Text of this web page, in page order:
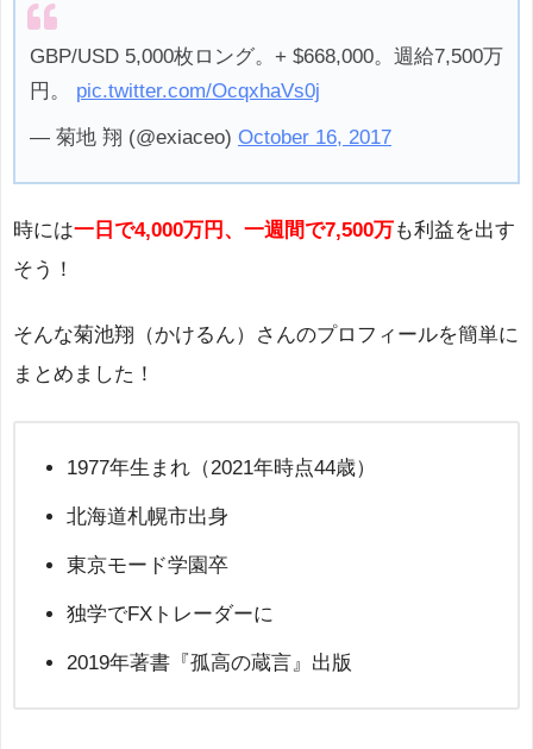
GBP/USD 5,000枚ロング。+ $668,000。週給7,500万
円。 pic.twitter.com/OcqxhaVs0j
— 菊地 翔 (@exiaceo) October 16, 2017
時には一日で4,000万円、一週間で7,500万も利益を出す
そう！
そんな菊池翔（かけるん）さんのプロフィールを簡単に
まとめました！
1977年生まれ（2021年時点44歳）
北海道札幌市出身
東京モード学園卒
独学でFXトレーダーに
2019年著書『孤高の蔵言』出版